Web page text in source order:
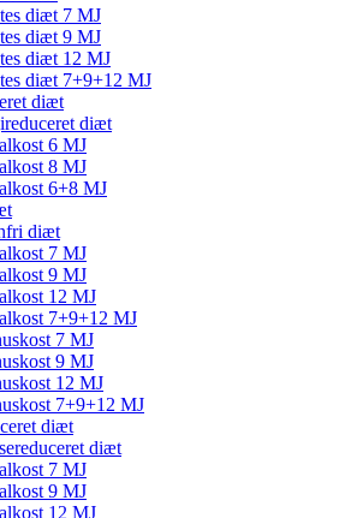
diæt 7 MJ
diæt 9 MJ
diæt 12 MJ
diæt 7+9+12 MJ
diæt
diæt
6 MJ
8 MJ
6+8 MJ
diæt
7 MJ
9 MJ
12 MJ
7+9+12 MJ
7 MJ
9 MJ
12 MJ
7+9+12 MJ
diæt
diæt
7 MJ
9 MJ
12 MJ